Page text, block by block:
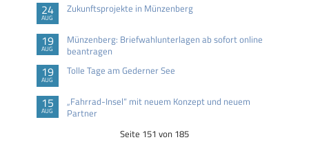
24
AUG
Zukunftsprojekte in Münzenberg
19
AUG
Münzenberg: Briefwahlunterlagen ab sofort online
beantragen
19
AUG
Tolle Tage am Gederner See
15
AUG
„Fahrrad-Insel“ mit neuem Konzept und neuem
Partner
Seite 151 von 185